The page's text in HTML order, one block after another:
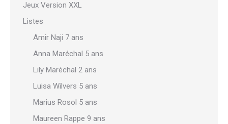
Jeux Version XXL
Listes
Amir Naji 7 ans
Anna Maréchal 5 ans
Lily Maréchal 2 ans
Luisa Wilvers 5 ans
Marius Rosol 5 ans
Maureen Rappe 9 ans